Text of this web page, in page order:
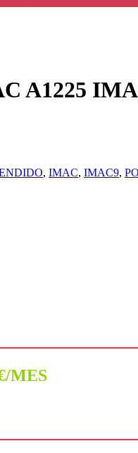
A1225
, IMAC, IMAC9,
MES